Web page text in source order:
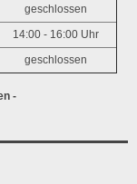
geschlossen
14:00 - 16:00 Uhr
geschlossen
-